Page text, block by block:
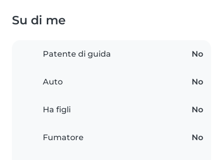
Su di me
Patente di guida No
Auto No
Ha figli No
Fumatore No